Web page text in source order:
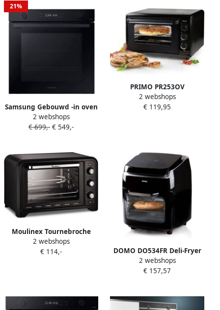
21%
Samsung Gebouwd -in oven
enkele multifunctionele
ventilator Pyrolyse
2 webshops
€ 699,- € 549,-
PRIMO PR253OV
Vrijstaande Oven
Grillfunctie Kleine Oven 42L
2 webshops
€ 119,95
Moulinex Tournebroche
Optimo OX485810 |
Heteluchtovens |
2 webshops
€ 114,-
DOMO DO534FR Deli-Fryer
Oven 10L Multifunctionele
friteuse: oven draaifunctie
2 webshops
€ 157,57